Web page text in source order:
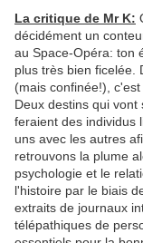
La critique de Mr K:
décidément un
au Space-Opéra: ton
plus très bien ficelée.
(mais confinée!),
Deux destins qui
feraient des individus
uns avec les autres
retrouvons la plume
psychologie et le
l'histoire par le biais
extraits de journaux
télépathiques de